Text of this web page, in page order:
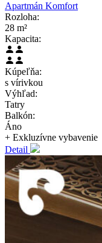
Apartmán Komfort
Rozloha:
28 m²
Kapacita:
Kúpeľňa:
s vírivkou
Výhľad:
Tatry
Balkón:
Áno
+ Exkluzívne vybavenie
Detail